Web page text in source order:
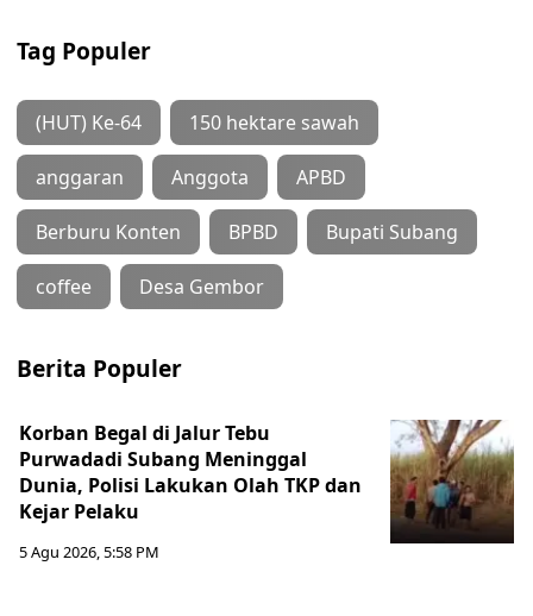
Tag Populer
(HUT) Ke-64 150 hektare sawah
anggaran Anggota APBD
Berburu Konten BPBD Bupati Subang
coffee Desa Gembor
Berita Populer
Korban Begal di Jalur Tebu
Purwadadi Subang Meninggal
Dunia, Polisi Lakukan Olah TKP dan
Kejar Pelaku
5 Agu 2026, 5:58 PM